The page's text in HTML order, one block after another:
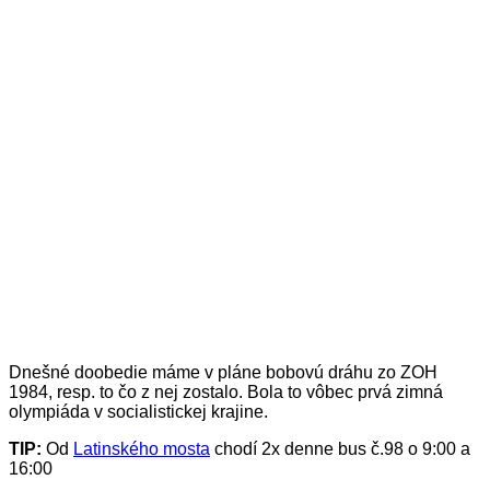
Dnešné doobedie máme v pláne bobovú dráhu zo ZOH
1984, resp. to čo z nej zostalo. Bola to vôbec prvá zimná
olympiáda v socialistickej krajine.
TIP: Od Latinského mosta chodí 2x denne bus č.98 o 9:00 a
16:00